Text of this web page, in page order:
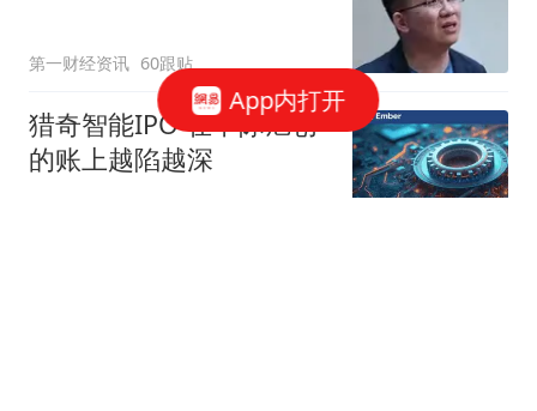
第一财经资讯 60跟贴
猎奇智能IPO 在中际旭创
的账上越陷越深
App内打开